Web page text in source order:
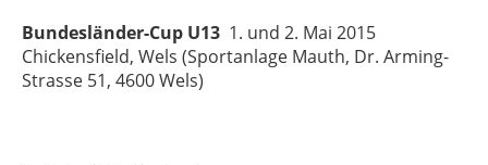
Bundesländer-Cup U13 1. und 2. Mai 2015
Chickensfield, Wels (Sportanlage Mauth, Dr. Arming-
Strasse 51, 4600 Wels)